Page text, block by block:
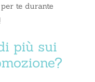
te durante
più sui